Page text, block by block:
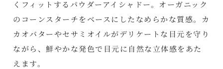
くフィットするパウダーアイシャドー。オーガニック
のコーンスターチをベースにしたなめらかな質感。カ
カオバターやセサミオイルがデリケートな目元を守り
ながら、鮮やかな発色で目元に自然な立体感をあた
えます。